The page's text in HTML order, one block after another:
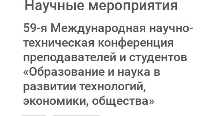
Научные мероприятия
59-я Международная научно-
техническая конференция
преподавателей и студентов
«Образование и наука в
развитии технологий,
экономики, общества»